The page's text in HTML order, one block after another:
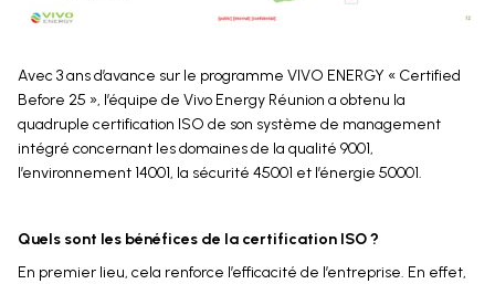
Avec 3 ans d’avance sur le programme VIVO ENERGY « Certified
Before 25 », l’équipe de Vivo Energy Réunion a obtenu la
quadruple certification ISO de son système de management
intégré concernant les domaines de la qualité 9001,
l’environnement 14001, la sécurité 45001 et l’énergie 50001.
Quels sont les bénéfices de la certification ISO ?
En premier lieu, cela renforce l’efficacité de l’entreprise. En effet,